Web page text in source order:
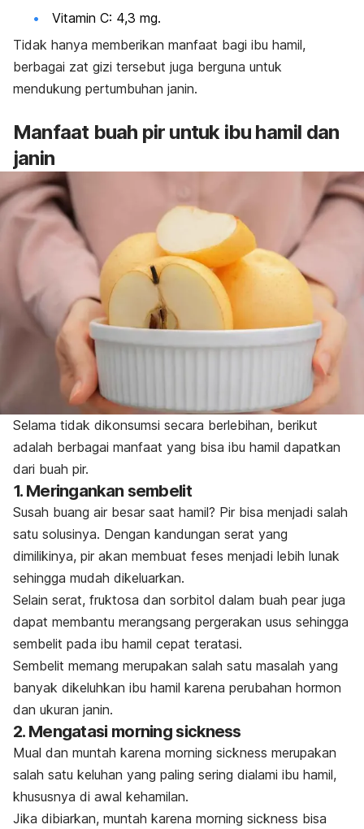
Vitamin C: 4,3 mg.
Tidak hanya memberikan manfaat bagi ibu hamil,
berbagai zat gizi tersebut juga berguna untuk
mendukung pertumbuhan janin.
Manfaat buah pir untuk ibu hamil dan
janin
Selama tidak dikonsumsi secara berlebihan, berikut
adalah berbagai manfaat yang bisa ibu hamil dapatkan
dari buah pir.
1. Meringankan sembelit
Susah buang air besar saat hamil? Pir bisa menjadi salah
satu solusinya. Dengan kandungan serat yang
dimilikinya, pir akan membuat feses menjadi lebih lunak
sehingga mudah dikeluarkan.
Selain serat, fruktosa dan sorbitol dalam buah pear juga
dapat membantu merangsang pergerakan usus sehingga
sembelit pada ibu hamil cepat teratasi.
Sembelit memang merupakan salah satu masalah yang
banyak dikeluhkan ibu hamil karena perubahan hormon
dan ukuran janin.
2. Mengatasi morning sickness
Mual dan muntah karena morning sickness merupakan
salah satu keluhan yang paling sering dialami ibu hamil,
khususnya di awal kehamilan.
Jika dibiarkan, muntah karena morning sickness bisa